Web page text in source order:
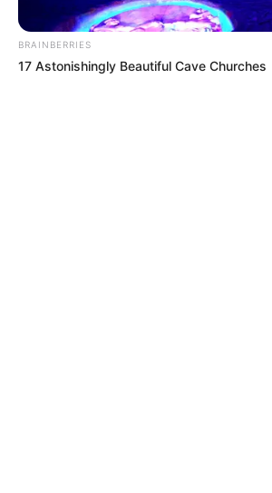
TEMAS DESTACADOS
BRAINBERRIES
17 Astonishingly Beautiful Cave Churches